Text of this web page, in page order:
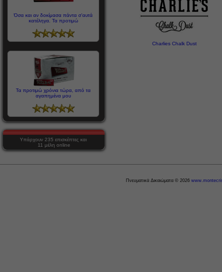
Όσα και αν δοκίμασα πάντα σ'αυτά
κατέληγα. Τα προτιμώ
Τα προτιμώ χρόνια τώρα, από τα
αγαπημένα μου
Υπάρχουν 235 επισκέπτες και
11 μέλη online
Charlies Chalk Dust
Πνευματικά Δικαιώματα © 2026